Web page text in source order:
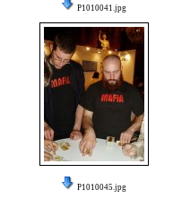
P1010041.jpg
P1010045.jpg